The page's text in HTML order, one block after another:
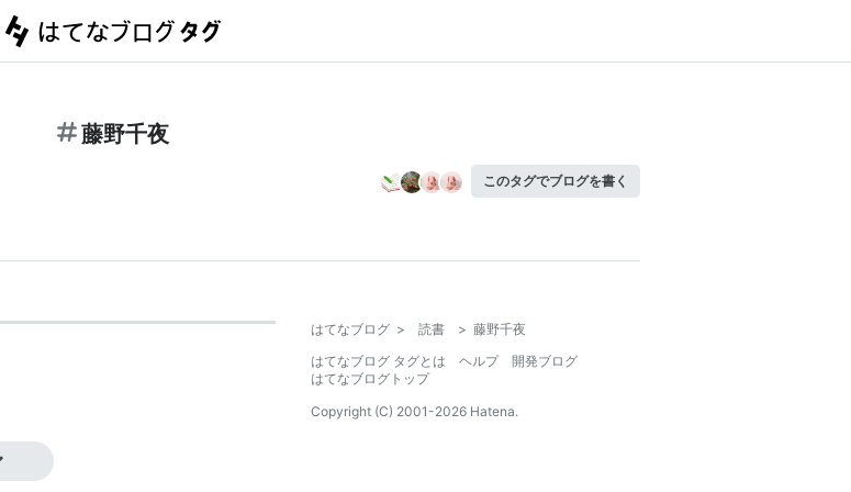
藤野千夜
このタグでブログを書く
はてなブログ > 読書 > 藤野千夜
はてなブログ タグとは
ヘルプ
開発ブログ
はてなブログトップ
Copyright (C) 2001-2026 Hatena.